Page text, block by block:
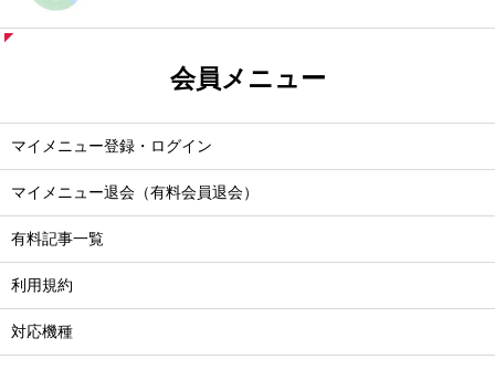
会員メニュー
マイメニュー登録・ログイン
マイメニュー退会（有料会員退会）
有料記事一覧
利用規約
対応機種